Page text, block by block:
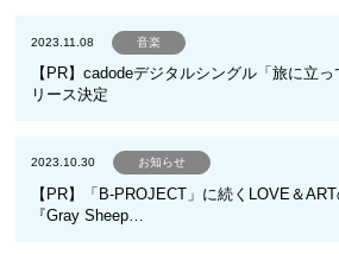
2023.11.08 音楽
【PR】cadodeデジタルシングル「旅に立
リース決定
2023.10.30 お知らせ
【PR】「B-PROJECT」に続くLOVE＆
『Gray Sheep…